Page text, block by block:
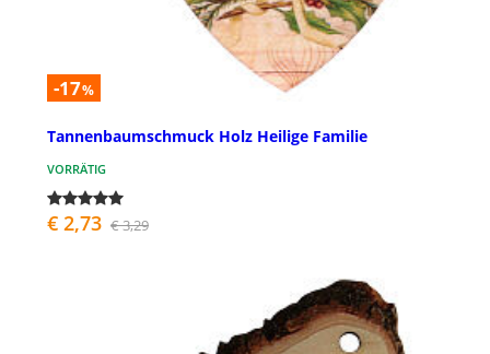
-17%
Tannenbaumschmuck Holz Heilige Familie
VORRÄTIG
€ 2,73 € 3,29